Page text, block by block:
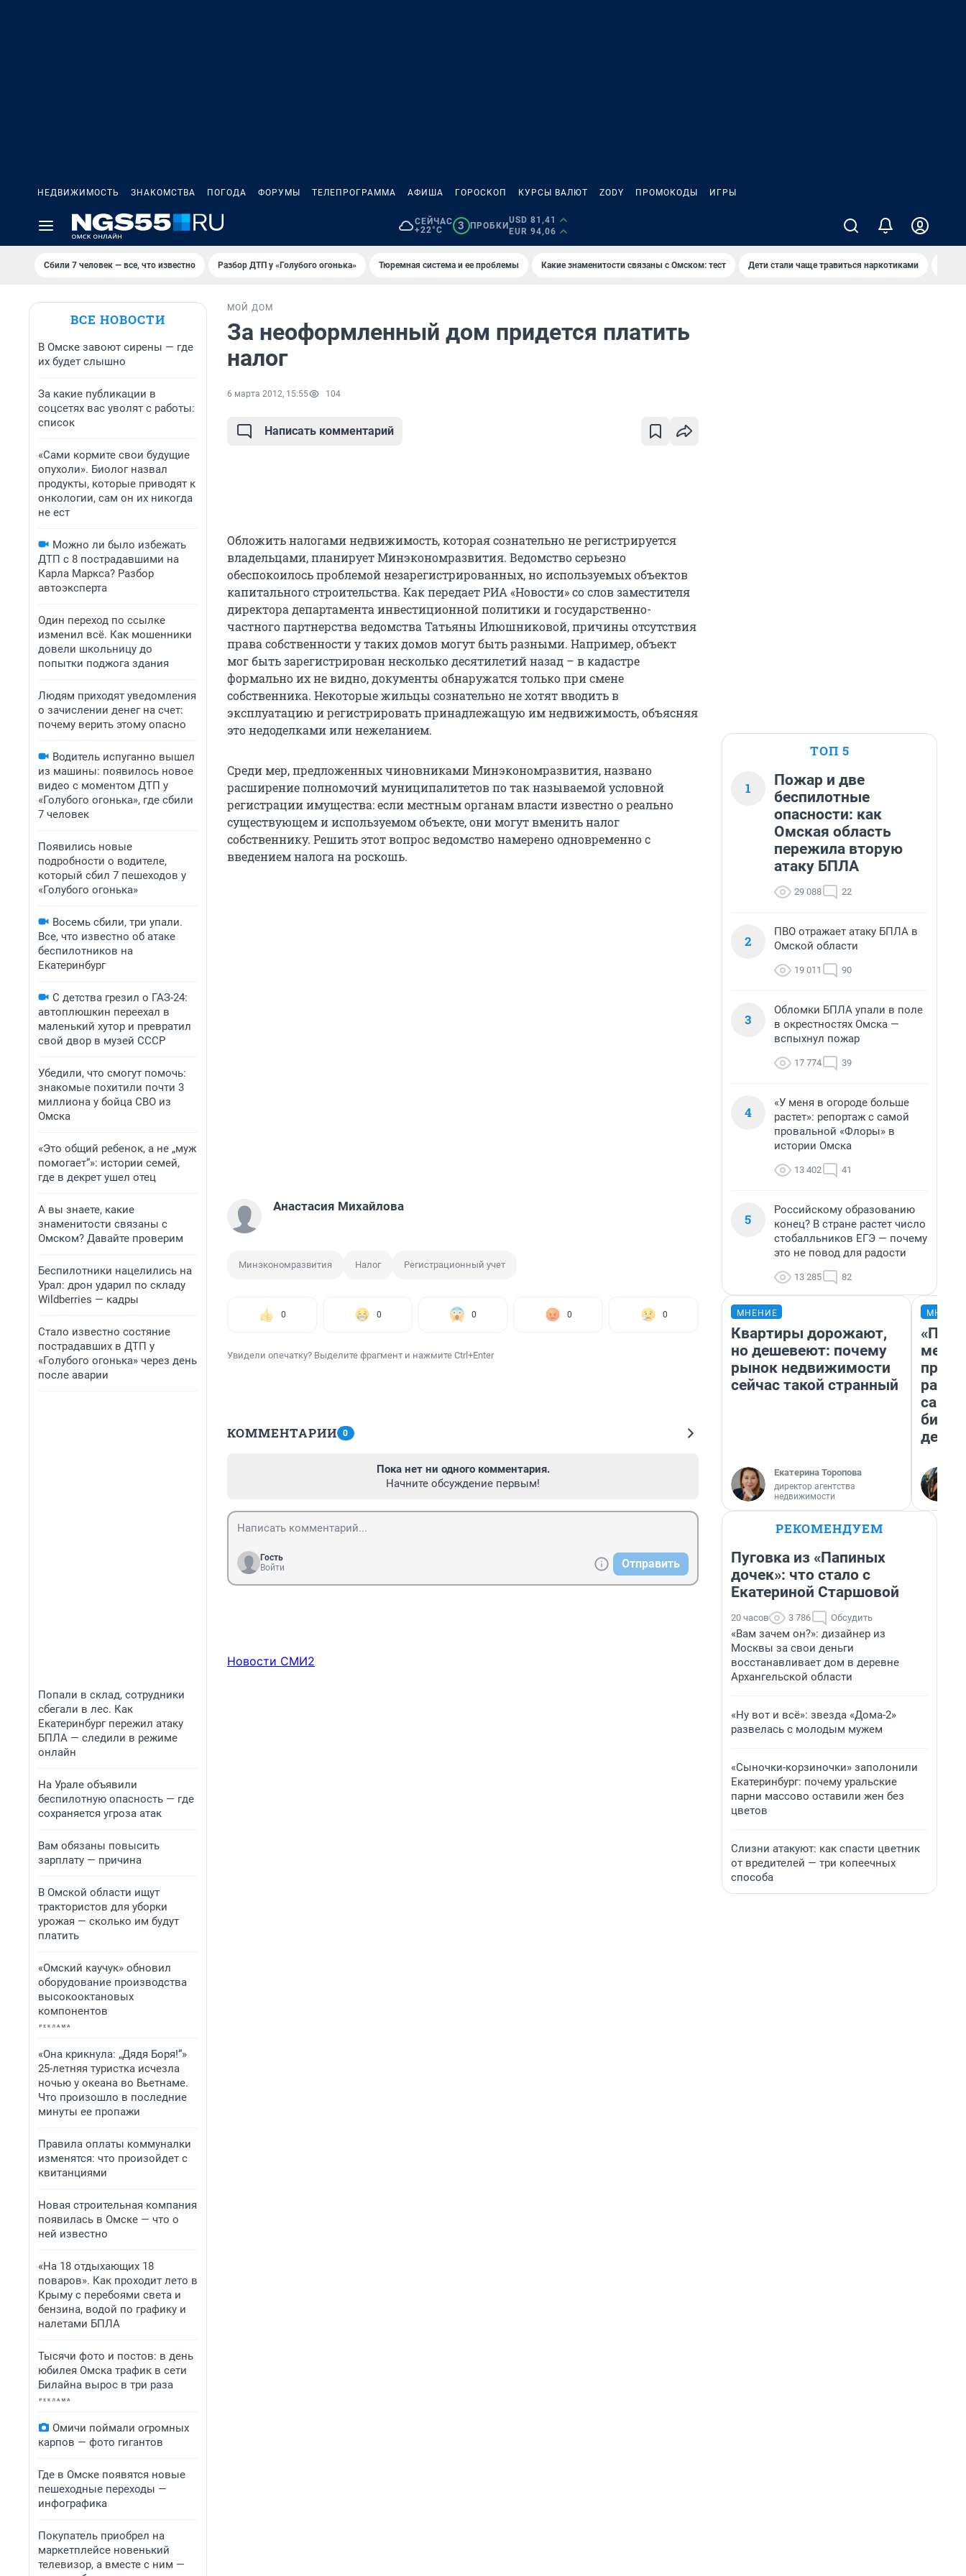
НЕДВИЖИМОСТЬ ЗНАКОМСТВА ПОГОДА ФОРУМЫ ТЕЛЕПРОГРАММА АФИША ГОРОСКОП КУРСЫ ВАЛЮТ ZODY ПРОМОКОДЫ ИГРЫ
СЕЙЧАС
+22°C
3 ПРОБКИ
USD 81,41
EUR 94,06
Сбили 7 человек — все, что известно Разбор ДТП у «Голубого огонька» Тюремная система и ее проблемы Какие знаменитости связаны с Омском: тест Дети стали чаще травиться наркотиками
ВСЕ НОВОСТИ
В Омске завоют сирены — где
их будет слышно
За какие публикации в
соцсетях вас уволят с работы:
список
«Сами кормите свои будущие
опухоли». Биолог назвал
продукты, которые приводят к
онкологии, сам он их никогда
не ест
Можно ли было избежать
ДТП с 8 пострадавшими на
Карла Маркса? Разбор
автоэксперта
Один переход по ссылке
изменил всё. Как мошенники
довели школьницу до
попытки поджога здания
Людям приходят уведомления
о зачислении денег на счет:
почему верить этому опасно
Водитель испуганно вышел
из машины: появилось новое
видео с моментом ДТП у
«Голубого огонька», где сбили
7 человек
Появились новые
подробности о водителе,
который сбил 7 пешеходов у
«Голубого огонька»
Восемь сбили, три упали.
Все, что известно об атаке
беспилотников на
Екатеринбург
С детства грезил о ГАЗ-24:
автоплюшкин переехал в
маленький хутор и превратил
свой двор в музей СССР
Убедили, что смогут помочь:
знакомые похитили почти 3
миллиона у бойца СВО из
Омска
«Это общий ребенок, а не „муж
помогает“»: истории семей,
где в декрет ушел отец
А вы знаете, какие
знаменитости связаны с
Омском? Давайте проверим
Беспилотники нацелились на
Урал: дрон ударил по складу
Wildberries — кадры
Стало известно состяние
пострадавших в ДТП у
«Голубого огонька» через день
после аварии
Попали в склад, сотрудники
сбегали в лес. Как
Екатеринбург пережил атаку
БПЛА — следили в режиме
онлайн
На Урале объявили
беспилотную опасность — где
сохраняется угроза атак
Вам обязаны повысить
зарплату — причина
В Омской области ищут
трактористов для уборки
урожая — сколько им будут
платить
«Омский каучук» обновил
оборудование производства
высокооктановых
компонентов
«Она крикнула: „Дядя Боря!“»
25-летняя туристка исчезла
ночью у океана во Вьетнаме.
Что произошло в последние
минуты ее пропажи
Правила оплаты коммуналки
изменятся: что произойдет с
квитанциями
Новая строительная компания
появилась в Омске — что о
ней известно
«На 18 отдыхающих 18
поваров». Как проходит лето в
Крыму с перебоями света и
бензина, водой по графику и
налетами БПЛА
Тысячи фото и постов: в день
юбилея Омска трафик в сети
Билайна вырос в три раза
Омичи поймали огромных
карпов — фото гигантов
Где в Омске появятся новые
пешеходные переходы —
инфографика
Покупатель приобрел на
маркетплейсе новенький
телевизор, а вместе с ним —
МОЙ ДОМ
За неоформленный дом придется платить
налог
6 марта 2012, 15:55 104
Написать комментарий
Обложить налогами недвижимость, которая сознательно не регистрируется
владельцами, планирует Минэкономразвития. Ведомство серьезно
обеспокоилось проблемой незарегистрированных, но используемых объектов
капитального строительства. Как передает РИА «Новости» со слов заместителя
директора департамента инвестиционной политики и государственно-
частного партнерства ведомства Татьяны Илюшниковой, причины отсутствия
права собственности у таких домов могут быть разными. Например, объект
мог быть зарегистрирован несколько десятилетий назад – в кадастре
формально их не видно, документы обнаружатся только при смене
собственника. Некоторые жильцы сознательно не хотят вводить в
эксплуатацию и регистрировать принадлежащую им недвижимость, объясняя
это недоделками или нежеланием.
Среди мер, предложенных чиновниками Минэкономразвития, названо
расширение полномочий муниципалитетов по так называемой условной
регистрации имущества: если местным органам власти известно о реально
существующем и используемом объекте, они могут вменить налог
собственнику. Решить этот вопрос ведомство намерено одновременно с
введением налога на роскошь.
Анастасия Михайлова
Минэкономразвития Налог Регистрационный учет
0 0 0 0 0
Увидели опечатку? Выделите фрагмент и нажмите Ctrl+Enter
КОММЕНТАРИИ 0
Пока нет ни одного комментария.
Начните обсуждение первым!
Гость
Войти
Отправить
Новости СМИ2
ТОП 5
1
Пожар и две
беспилотные
опасности: как
Омская область
пережила вторую
атаку БПЛА
29 088 22
2
ПВО отражает атаку БПЛА в
Омской области
19 011 90
3
Обломки БПЛА упали в поле
в окрестностях Омска —
вспыхнул пожар
17 774 39
4
«У меня в огороде больше
растет»: репортаж с самой
провальной «Флоры» в
истории Омска
13 402 41
5
Российскому образованию
конец? В стране растет число
стобалльников ЕГЭ — почему
это не повод для радости
13 285 82
МНЕНИЕ
Квартиры дорожают,
но дешевеют: почему
рынок недвижимости
сейчас такой странный
Екатерина Торопова
директор агентства
недвижимости
РЕКОМЕНДУЕМ
Пуговка из «Папиных
дочек»: что стало с
Екатериной Старшовой
20 часов 3 786 Обсудить
«Вам зачем он?»: дизайнер из
Москвы за свои деньги
восстанавливает дом в деревне
Архангельской области
«Ну вот и всё»: звезда «Дома-2»
развелась с молодым мужем
«Сыночки-корзиночки» заполонили
Екатеринбург: почему уральские
парни массово оставили жен без
цветов
Слизни атакуют: как спасти цветник
от вредителей — три копеечных
способа